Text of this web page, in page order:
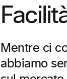
Mentre ci
abbiamo